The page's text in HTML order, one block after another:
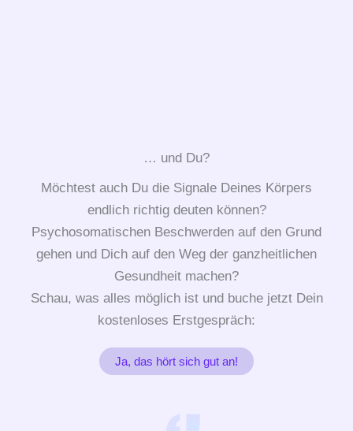
… und Du?
Möchtest auch Du die Signale Deines Körpers
endlich richtig deuten können?
Psychosomatischen Beschwerden auf den Grund
gehen und Dich auf den Weg der ganzheitlichen
Gesundheit machen?
Schau, was alles möglich ist und buche jetzt Dein
kostenloses Erstgespräch:
Ja, das hört sich gut an!